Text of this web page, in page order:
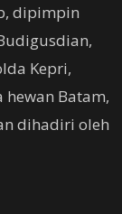
dipimpin
Kepri,
hewan Batam,
dihadiri oleh